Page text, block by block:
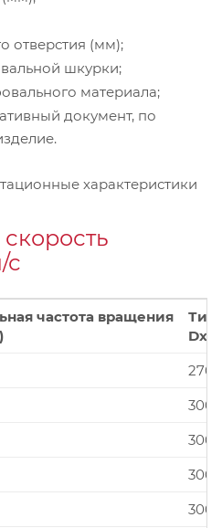
отверстия (мм);
шкурки;
материала;
документ, по
характеристики
с
частота вращения